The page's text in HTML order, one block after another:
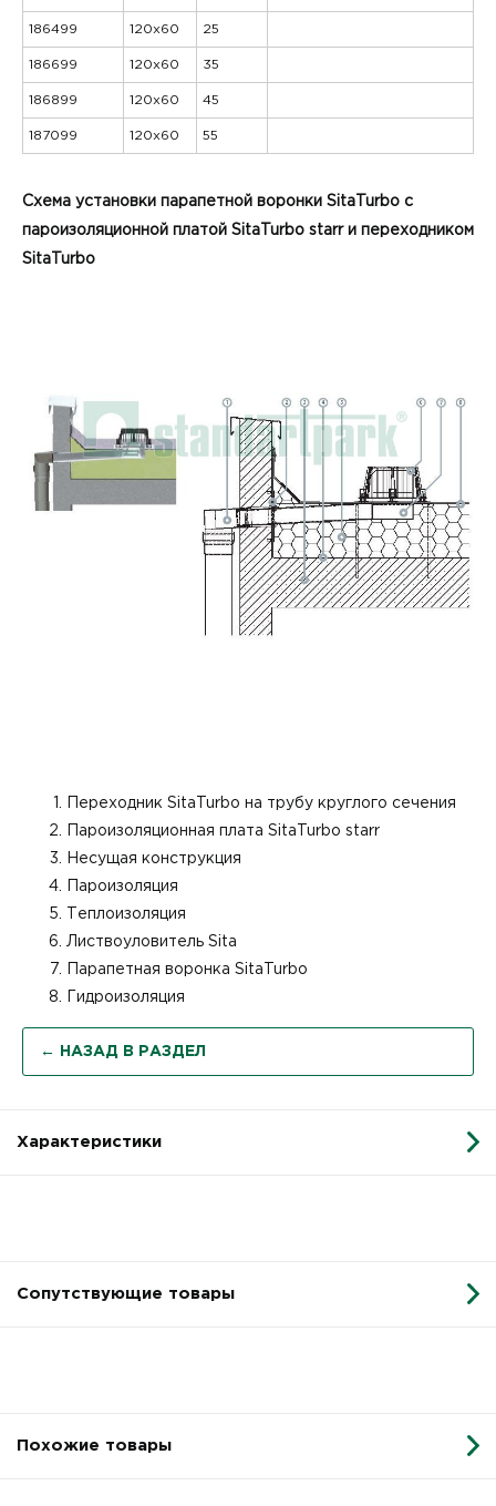
186499 120x60 25
186699 120x60 35
186899 120x60 45
187099 120x60 55
Схема установки парапетной воронки SitaTurbo с
пароизоляционной платой SitaTurbo starr и переходником
SitaTurbo
Переходник SitaTurbo на трубу круглого сечения
Пароизоляционная плата SitaTurbo starr
Несущая конструкция
Пароизоляция
Теплоизоляция
Листвоуловитель Sita
Парапетная воронка SitaTurbo
Гидроизоляция
← НАЗАД В РАЗДЕЛ
Характеристики
Сопутствующие товары
Похожие товары